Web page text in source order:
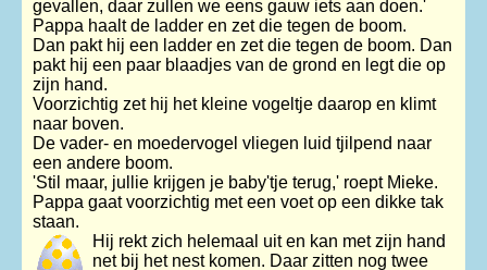
gevallen, daar zullen we eens gauw iets aan doen.'
Pappa haalt de ladder en zet die tegen de boom.
Dan pakt hij een ladder en zet die tegen de boom. Dan
pakt hij een paar blaadjes van de grond en legt die op
zijn hand.
Voorzichtig zet hij het kleine vogeltje daarop en klimt
naar boven.
De vader- en moedervogel vliegen luid tjilpend naar
een andere boom.
'Stil maar, jullie krijgen je baby'tje terug,' roept Mieke.
Pappa gaat voorzichtig met een voet op een dikke tak
staan.
Hij rekt zich helemaal uit en kan met zijn hand
net bij het nest komen. Daar zitten nog twee